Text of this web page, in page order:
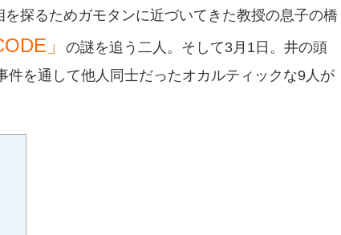
探るためガモタンに近づいてきた教授の息子の橋
」
の謎を追う二人。そして3月1日。井の頭
を通して他人同士だったオカルティックな9人が